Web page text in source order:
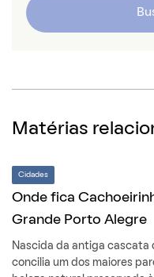
Matérias
Cidades
Onde fica
Grande Porto Alegre
Nascida da antiga cascata
concilia um dos maiores